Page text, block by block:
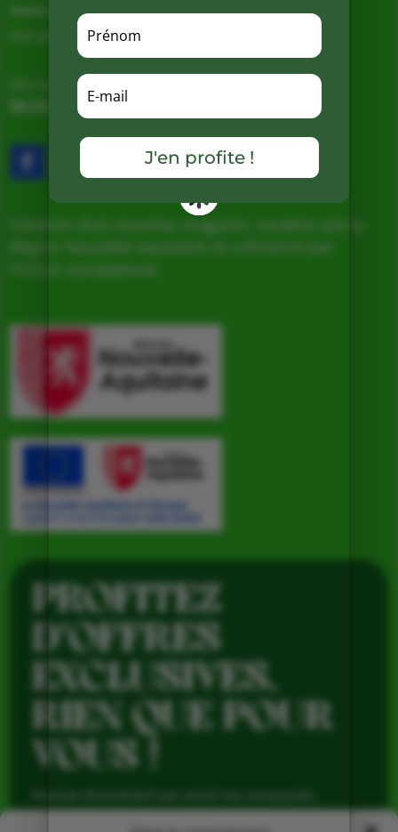
Sur place, Livraison et Expéditions
Du Lundi au Samedi de 9h à 19h
05.53.31.98.50–
Création d’un nouveau magasin, soutenu par la
PROFITEZ
D’OFFRES
EXCLUSIVES,
RIEN QUE POUR
VOUS !
avantages réservés aux abonnés et produits de saison,
J'en profite !